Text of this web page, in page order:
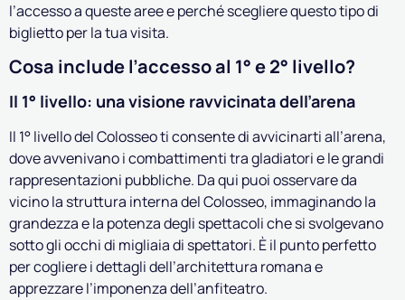
l’accesso a queste aree e perché scegliere questo tipo di
biglietto per la tua visita.
Cosa include l’accesso al 1° e 2° livello?
Il 1° livello: una visione ravvicinata dell’arena
Il 1° livello del Colosseo ti consente di avvicinarti all’arena,
dove avvenivano i combattimenti tra gladiatori e le grandi
rappresentazioni pubbliche. Da qui puoi osservare da
vicino la struttura interna del Colosseo, immaginando la
grandezza e la potenza degli spettacoli che si svolgevano
sotto gli occhi di migliaia di spettatori. È il punto perfetto
per cogliere i dettagli dell’architettura romana e
apprezzare l’imponenza dell’anfiteatro.